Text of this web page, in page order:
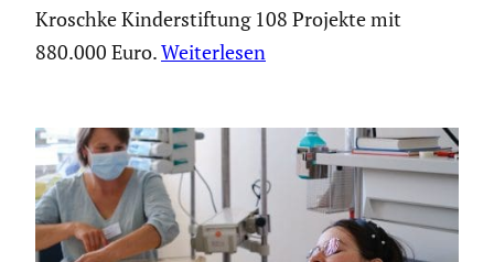
Kroschke Kinderstiftung 108 Projekte mit
880.000 Euro.Weiterlesen